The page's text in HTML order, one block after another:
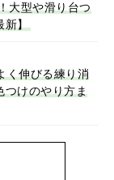
大型や滑り台つ
】
く伸びる練り消
つけのやり方ま